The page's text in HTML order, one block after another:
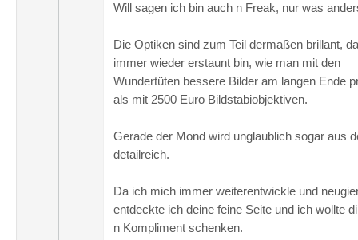
Will sagen ich bin auch n Freak, nur was
Die Optiken sind zum Teil dermaßen brillant,
immer wieder erstaunt bin, wie man mit den
Wundertüten bessere Bilder am langen Ende
als mit 2500 Euro Bildstabiobjektiven.
Gerade der Mond wird unglaublich sogar aus
detailreich.
Da ich mich immer weiterentwickle und
entdeckte ich deine feine Seite und ich wollte
n Kompliment schenken.